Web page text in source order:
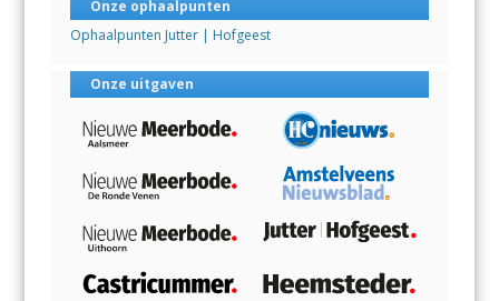
Onze ophaalpunten
Ophaalpunten Jutter | Hofgeest
Onze uitgaven